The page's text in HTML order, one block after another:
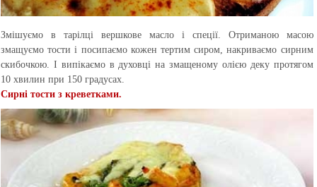
Змішуємо в тарілці вершкове масло і спеції. Отриманою масою
змащуємо тости і посипаємо кожен тертим сиром, накриваємо сирним
скибочкою. І випікаємо в духовці на змащеному олією деку протягом
10 хвилин при 150 градусах.
Сирні тости з креветками.